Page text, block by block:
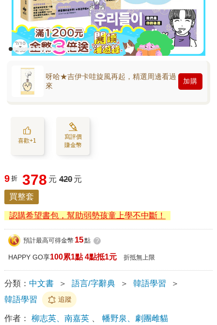
呀哈★吉伊卡哇旋風再起，精選周邊看過
來
加購
喜歡+1
寫評價
賺金幣
9 折 378 元 420 元
買整套
認購希望書包，幫助弱勢孩童上學不中斷！
預計最高可得金幣 15點 ?
HAPPY GO享100累1點 4點抵1元 折抵無上限
分類： 中文書 ＞ 語言/字辭典 ＞ 韓語學習
＞
韓語學習
追蹤
作者： 柳志英、南嘉英、 幡野泉、劇團雌貓